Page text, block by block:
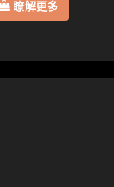
瞭解更多